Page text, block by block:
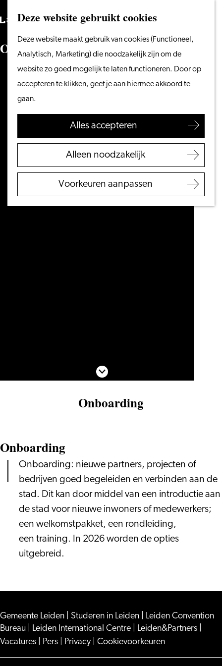
Deze website gebruikt cookies
Deze website maakt gebruik van cookies (Functioneel,
Analytisch, Marketing) die noodzakelijk zijn om de
website zo goed mogelijk te laten functioneren. Door op
accepteren te klikken, geef je aan hiermee akkoord te
gaan.
Alles accepteren
Alleen noodzakelijk
Voorkeuren aanpassen
naar
homepage
Menu
ZoekenVanaf het water
wandelen
Winkelen
Eten & drinken
Met kinderen
VVV Leiden
Bereikbaarheid
Regio Leiden
Zoeken
O boardi ng
Scroll naar beneden
Onboarding
Onboarding
Onboarding: nieuwe partners, projecten of
bedrijven goed begeleiden en verbinden aan de
stad. Dit kan door middel van een introductie aan
de stad voor nieuwe inwoners of medewerkers;
een welkomstpakket, een rondleiding,
een training. In 2026 worden de opties
uitgebreid.
Gemeente Leiden Studeren in Leiden
Leiden Convention
Bureau
Leiden International Centre Leiden&Partners
Vacatures
Pers Privacy Cookievoorkeuren